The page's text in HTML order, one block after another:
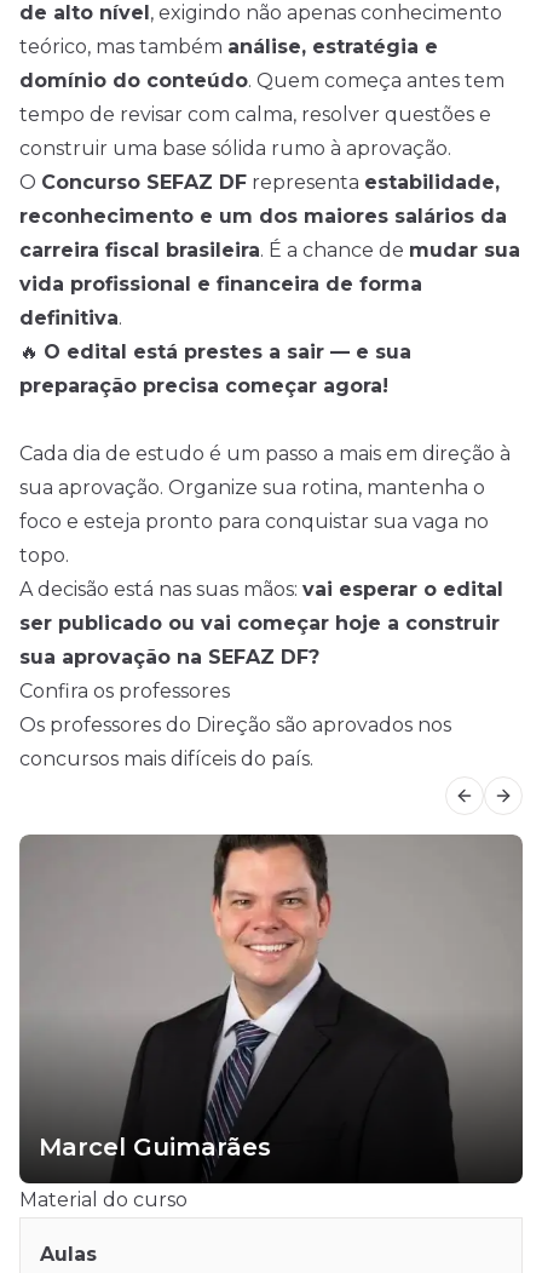
de alto nível, exigindo não apenas conhecimento
teórico, mas também análise, estratégia e
domínio do conteúdo. Quem começa antes tem
tempo de revisar com calma, resolver questões e
construir uma base sólida rumo à aprovação.
O Concurso SEFAZ DF representa estabilidade,
reconhecimento e um dos maiores salários da
carreira fiscal brasileira. É a chance de mudar sua
vida profissional e financeira de forma
definitiva.
🔥 O edital está prestes a sair — e sua
preparação precisa começar agora!
Cada dia de estudo é um passo a mais em direção à
sua aprovação. Organize sua rotina, mantenha o
foco e esteja pronto para conquistar sua vaga no
topo.
A decisão está nas suas mãos: vai esperar o edital
ser publicado ou vai começar hoje a construir
sua aprovação na SEFAZ DF?
Confira os professores
Os professores do Direção são aprovados nos
concursos mais difíceis do país.
Marcel Guimarães
Material do curso
Aulas